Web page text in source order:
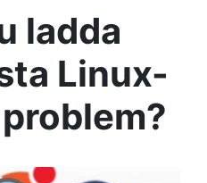
ladda
Linux-